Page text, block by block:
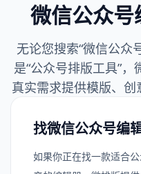
微信公众号
无论您搜索“微信公众
是“公众号排版工具”
真实需求提供模版、创
找微信公众号编
如果你正在找一款适合